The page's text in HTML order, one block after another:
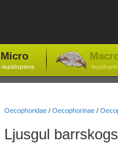
Micro
-lepidoptera -
Oecophoridae/ Oecophorinae/
Ljusgul